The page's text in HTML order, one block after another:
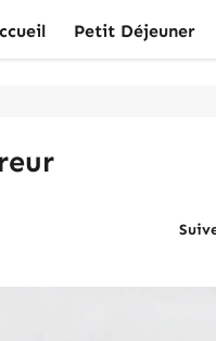
Petit Déjeuner